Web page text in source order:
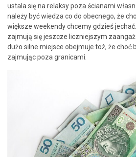
ustala się na relaksy poza ścianami
należy być wiedza co do obecnego, że
większe weekendy chcemy gdzieś
zajmują się jeszcze liczniejszym
dużo silne miejsce obejmuje toż, że choć
zajmując poza granicami.